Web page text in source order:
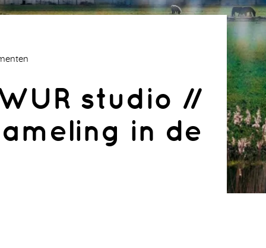
studio //
in de